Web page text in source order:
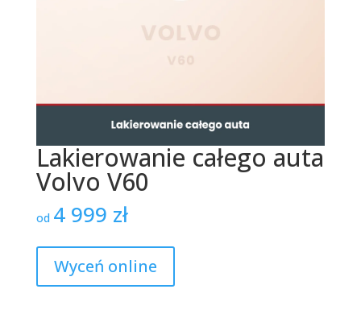
Lakierowanie całego auta
Volvo V60
od 4 999 zł
Wyceń online